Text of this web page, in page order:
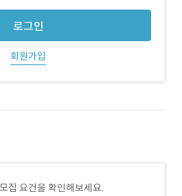
로그인
회원가입
집 요건을 확인해보세요.